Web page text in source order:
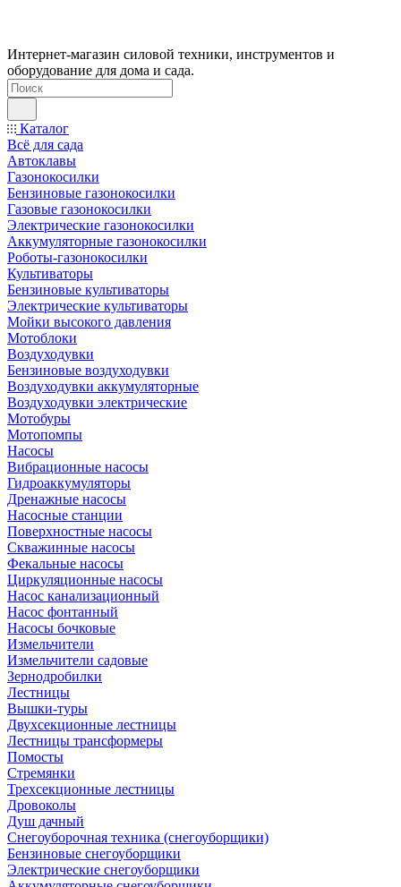
Интернет-магазин силовой техники, инструментов и
оборудование для дома и сада.
Каталог
Всё для сада
Автоклавы
Газонокосилки
Бензиновые газонокосилки
Газовые газонокосилки
Электрические газонокосилки
Аккумуляторные газонокосилки
Роботы-газонокосилки
Культиваторы
Бензиновые культиваторы
Электрические культиваторы
Мойки высокого давления
Мотоблоки
Воздуходувки
Бензиновые воздуходувки
Воздуходувки аккумуляторные
Воздуходувки электрические
Мотобуры
Мотопомпы
Насосы
Вибрационные насосы
Гидроаккумуляторы
Дренажные насосы
Насосные станции
Поверхностные насосы
Скважинные насосы
Фекальные насосы
Циркуляционные насосы
Насос канализационный
Насос фонтанный
Насосы бочковые
Измельчители
Измельчители садовые
Зернодробилки
Лестницы
Вышки-туры
Двухсекционные лестницы
Лестницы трансформеры
Помосты
Стремянки
Трехсекционные лестницы
Дровоколы
Душ дачный
Снегоуборочная техника (снегоуборщики)
Бензиновые снегоуборщики
Электрические снегоуборщики